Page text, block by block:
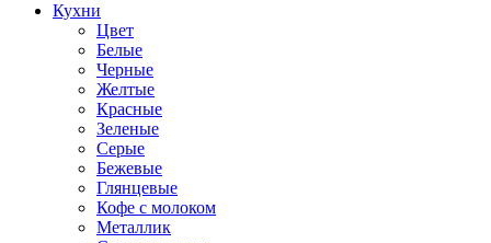
Кухни
Цвет
Белые
Черные
Желтые
Красные
Зеленые
Серые
Бежевые
Глянцевые
Кофе с молоком
Металлик